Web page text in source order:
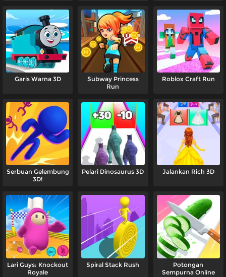
Garis Warna 3D
Subway Princess
Run
Roblox Craft Run
Serbuan Gelembung
3D!
Pelari Dinosaurus 3D Jalankan Rich 3D
Lari Guys: Knockout
Royale
Spiral Stack Rush
Potongan
Sempurna Online